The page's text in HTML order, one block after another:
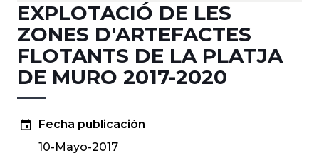
EXPLOTACIÓ DE LES
ZONES D'ARTEFACTES
FLOTANTS DE LA PLATJA
DE MURO 2017-2020
Fecha publicación
10-Mayo-2017